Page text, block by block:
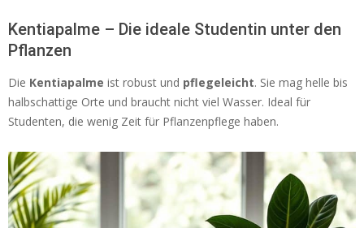
Kentiapalme – Die ideale Studentin unter den
Pflanzen
Die Kentiapalme ist robust und pflegeleicht. Sie mag helle bis
halbschattige Orte und braucht nicht viel Wasser. Ideal für
Studenten, die wenig Zeit für Pflanzenpflege haben.